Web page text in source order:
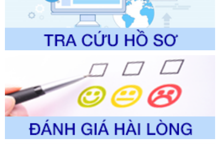
Số kí hiệu:2310/QĐ-UBND
Tên: Về việc công bố Danh mục thủ tục hành chính sửa
đổi, bổ sung và phê duyệt Quy trình nội bộ, quy trình điện tử
trong giải quyết thủtục hành chính lĩnh vực biến đổi khí hậu
thuộc phạm vi giải quyết của Sở Nông nghiệp và Môi
Ngày ban hành: 01/06/2026
2300/QĐ-UBND
Tên: V/v công bố danh mục thủ tục hành chính được sửa
đổi, bổ sung và phê duyệt quy trình nội bộ, quy trình điện tử
giải quyết thủ tục hành chính trong lĩnh vực Luật sư thuộc
phạm vi chức năng quản lý của Sở Tư pháp
Ngày ban hành: 01/06/2026